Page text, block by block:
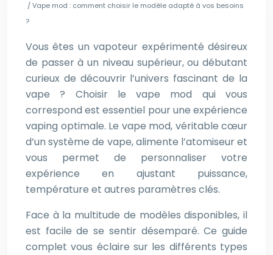
/ Vape mod : comment choisir le modèle adapté à vos besoins
?
Vous êtes un vapoteur expérimenté désireux
de passer à un niveau supérieur, ou débutant
curieux de découvrir l’univers fascinant de la
vape ? Choisir le vape mod qui vous
correspond est essentiel pour une expérience
vaping optimale. Le vape mod, véritable cœur
d’un système de vape, alimente l’atomiseur et
vous permet de personnaliser votre
expérience en ajustant puissance,
température et autres paramètres clés.
Face à la multitude de modèles disponibles, il
est facile de se sentir désemparé. Ce guide
complet vous éclaire sur les différents types